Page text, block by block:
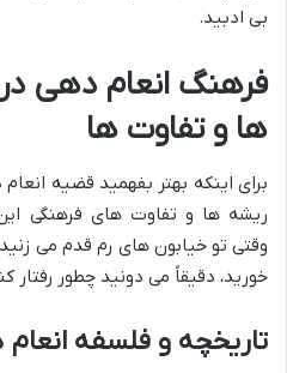
بی ادبید.
فرهنگ انعام دهی در
ها و تفاوت ها
برای اینکه بهتر بفهمید قضیه انعام
ریشه ها و تفاوت های فرهنگی
وقتی تو خیابون های رم قدم می
خورید، دقیقاً می دونید چطور رفتار
تاریخچه و فلسفه انعام